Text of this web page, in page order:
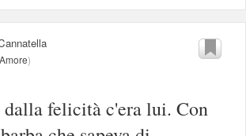
Amore)
dalla felicità c'era lui. Con